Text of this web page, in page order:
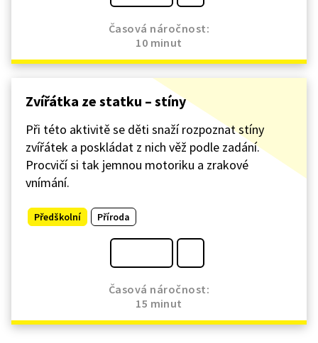
Časová náročnost:
10 minut
Zvířátka ze statku – stíny
Při této aktivitě se děti snaží rozpoznat stíny
zvířátek a poskládat z nich věž podle zadání.
Procvičí si tak jemnou motoriku a zrakové
vnímání.
Předškolní Příroda
Časová náročnost:
15 minut